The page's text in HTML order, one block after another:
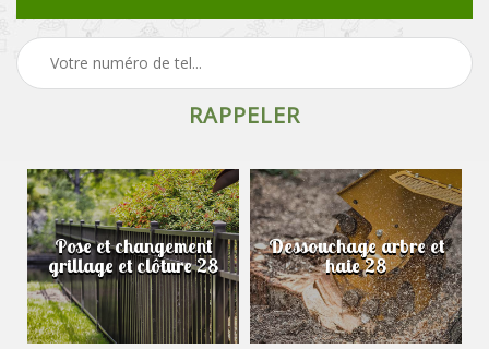
Pose et changement
grillage et clôture 28
Dessouchage arbre et
haie 28